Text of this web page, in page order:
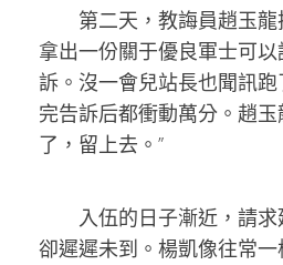
第二天，教誨員趙玉龍
拿出一份關于優良軍士可
訴。沒一會兒站長也聞訊
完告訴后都衝動萬分。趙玉
了，留上去。”
入伍的日子漸近，請
卻遲遲未到。楊凱像往常